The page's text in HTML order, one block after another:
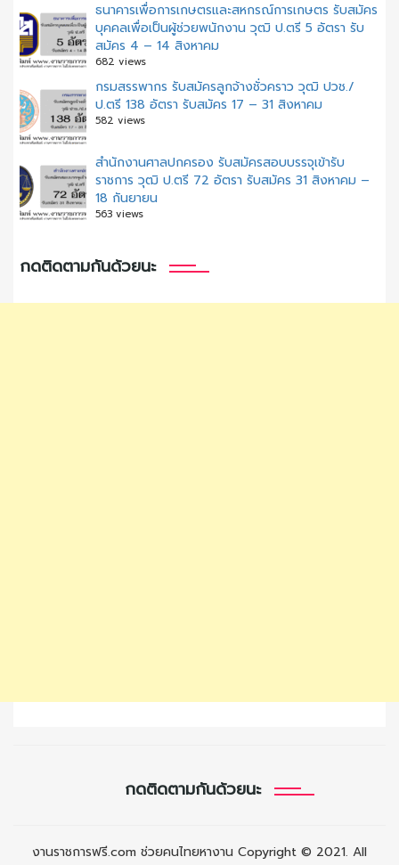
ธนาคารเพื่อการเกษตรและสหกรณ์การเกษตร รับสมัคร
บุคคลเพื่อเป็นผู้ช่วยพนักงาน วุฒิ ป.ตรี 5 อัตรา รับ
สมัคร 4 – 14 สิงหาคม
682 views
กรมสรรพากร รับสมัครลูกจ้างชั่วคราว วุฒิ ปวช./
ป.ตรี 138 อัตรา รับสมัคร 17 – 31 สิงหาคม
582 views
สํานักงานศาลปกครอง รับสมัครสอบบรรจุเข้ารับ
ราชการ วุฒิ ป.ตรี 72 อัตรา รับสมัคร 31 สิงหาคม –
18 กันยายน
563 views
กดติดตามกันด้วยนะ
กดติดตามกันด้วยนะ
งานราชการฟรี.com ช่วยคนไทยหางาน Copyright © 2021. All